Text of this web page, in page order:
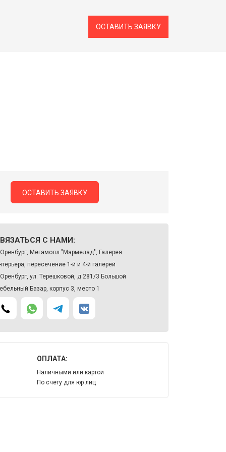
ОСТАВИТЬ ЗАЯВКУ
ОСТАВИТЬ ЗАЯВКУ
С НАМИ:
Оренбург, Мегамолл "Мармелад", Галерея
пересечение 1-й и 4-й галерей
Оренбург, ул. Терешковой, д 281/3 Большой
Базар, корпус 3, место 1
ОПЛАТА:
Наличными или картой
По счету для юр лиц